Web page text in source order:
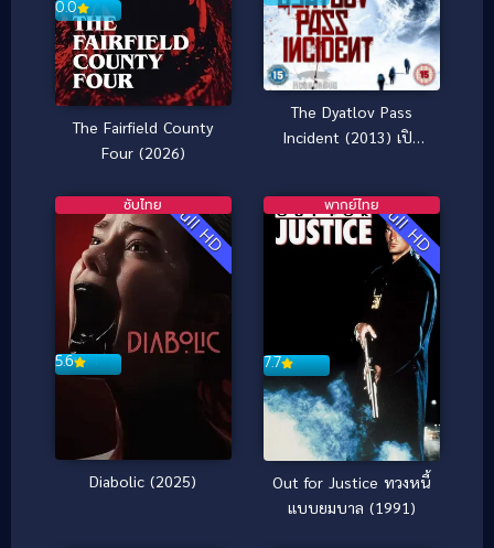
0.0
The Fairfield County
Four (2026)
The Dyatlov Pass
Incident (2013) เปิด
Full HD
5.6
ซับไทย
Diabolic (2025)
Full HD
7.7
พากย์ไทย
Out for Justice ทวงหนี้
แบบยมบาล (1991)